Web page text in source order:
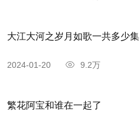
大江大河之岁月如歌一共多少集
2024-01-20 9.2万
繁花阿宝和谁在一起了